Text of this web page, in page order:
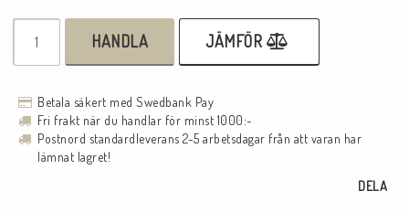
HANDLA JÄMFÖR
Betala säkert med Swedbank Pay
Fri frakt när du handlar för minst 1000:-
Postnord standardleverans 2-5 arbetsdagar från att varan har
lämnat lagret!
DELA